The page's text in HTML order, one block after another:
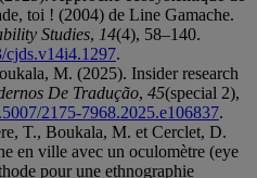
toi ! (2004) de Line Gamache.
Studies, 14(4), 58–140.
cjds.v14i4.1297.
M. (2025). Insider research
De Tradução, 45(special 2),
2175-7968.2025.e106837.
T., Boukala, M. et Cerclet, D.
en ville avec un oculomètre (eye
pour une ethnographie